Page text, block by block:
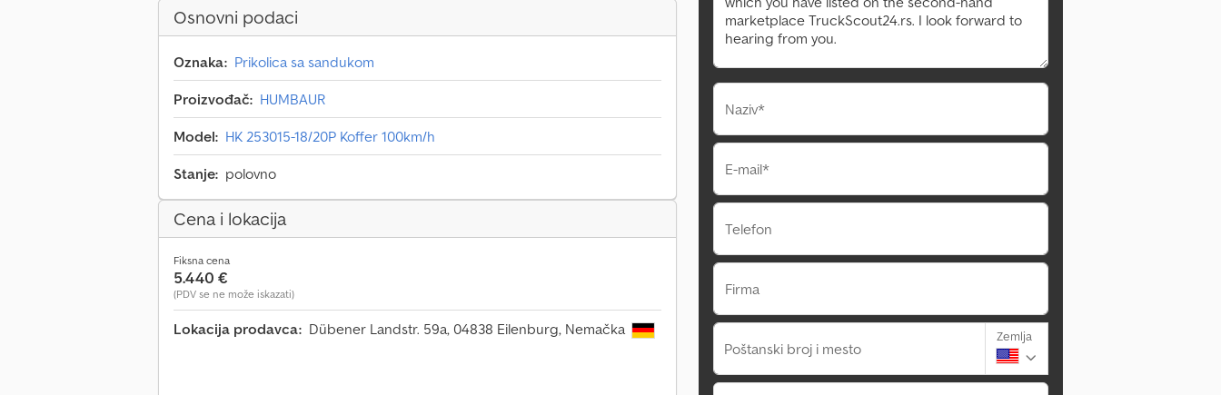
Osnovni podaci
Oznaka: Prikolica sa sandukom
Proizvođač: HUMBAUR
Model: HK 253015-18/20P Koffer 100km/h
Stanje: polovno
Cena i lokacija
Fiksna cena
5.440 €
(PDV se ne može iskazati)
Lokacija prodavca: Dübener Landstr. 59a, 04838 Eilenburg, Nemačka
Naziv*
E-mail*
Telefon
Firma
Poštanski broj i mesto
Zemlja